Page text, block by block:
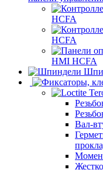
HCFA
HCFA
HMI HCFA
Вал-